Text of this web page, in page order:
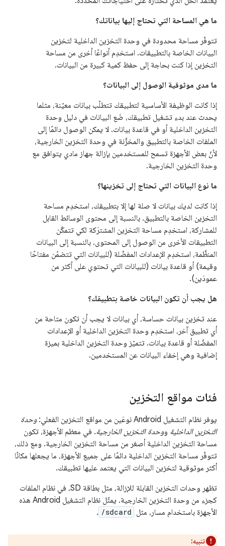
ما هي المساحة التي تحتاج إليها بياناتك؟
تتوفّر مساحة محدودة في وحدة التخزين الداخلية لتخزين
البيانات الخاصة بالتطبيقات. استخدِم أنواعًا أخرى من مساحة
التخزين إذا كنت بحاجة إلى حفظ كمية كبيرة من البيانات.
ما مدى موثوقية الوصول إلى البيانات؟
إذا كانت الوظيفة الأساسية لتطبيقك تتطلّب بيانات معيّنة، مثلما
يحدث عند بدء تشغيل تطبيقك، ضَع البيانات في دليل وحدة
التخزين الداخلية أو في قاعدة بيانات. لا يمكن الوصول دائمًا إلى
الملفات الخاصة بالتطبيق والمخزَّنة في وحدة التخزين الخارجية،
لأنّ بعض الأجهزة تسمح للمستخدمين بإزالة جهاز مادي يتوافق مع
وحدة التخزين الخارجية.
ما نوع البيانات التي تحتاج إلى تخزينها؟
إذا كانت لديك بيانات لا صلة لها إلا بتطبيقك، استخدِم مساحة
التخزين الخاصة بالتطبيق. بالنسبة إلى محتوى الوسائط القابل
للمشاركة، استخدِم مساحة التخزين المشترَكة لكي تتمكّن
التطبيقات الأخرى من الوصول إلى المحتوى. بالنسبة إلى البيانات
المنظَّمة، استخدِم الإعدادات المفضّلة (للبيانات التي تتضمّن مفتاحًا
وقيمة) أو قاعدة بيانات (للبيانات التي تحتوي على أكثر من
عمودَين).
هل يجب أن تكون البيانات خاصة بتطبيقك؟
عند تخزين بيانات حساسة، أي بيانات لا يجب أن تكون متاحة من
أي تطبيق آخر، استخدِم وحدة التخزين الداخلية أو الإعدادات
المفضّلة أو قاعدة بيانات. تتميّز وحدة التخزين الداخلية بميزة
إضافية وهي إخفاء البيانات عن المستخدمين.
فئات مواقع التخزين
يوفر نظام التشغيل Android نوعَين من مواقع التخزين الفعلي:
وحدة
التخزين الداخلية ووحدة التخزين الخارجية. في معظم الأجهزة، تكون
مساحة التخزين الداخلية أصغر من مساحة التخزين الخارجية. ومع ذلك،
تتوفّر مساحة التخزين الداخلية دائمًا على جميع الأجهزة، ما يجعلها مكانًا
أكثر موثوقية لتخزين البيانات التي يعتمد عليها تطبيقك.
تظهر وحدات التخزين القابلة للإزالة، مثل بطاقة SD، في نظام الملفات
كجزء من وحدة التخزين الخارجية. يمثّل نظام التشغيل Android هذه
الأجهزة باستخدام مسار، مثل /sdcard
.
تنبيه: